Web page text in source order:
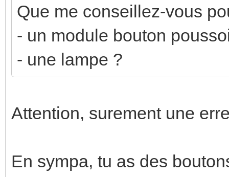
Que me conseillez-vous
- un module bouton
- une lampe ?
Attention, surement une
En sympa, tu as des